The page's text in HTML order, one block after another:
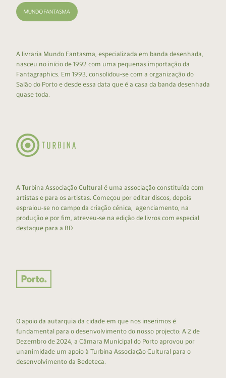
A livraria Mundo Fantasma, especializada em banda desenhada,
nasceu no início de 1992 com uma pequenas importação da
Fantagraphics. Em 1993, consolidou-se com a organização do
Salão do Porto e desde essa data que é a casa da banda desenhada
quase toda.
A Turbina Associação Cultural é uma associação constituída com
artistas e para os artistas. Começou por editar discos, depois
espraiou-se no campo da criação cénica, agenciamento, na
produção e por fim, atreveu-se na edição de livros com especial
destaque para a BD.
O apoio da autarquia da cidade em que nos inserimos é
fundamental para o desenvolvimento do nosso projecto: A 2 de
Dezembro de 2024, a Câmara Municipal do Porto aprovou por
unanimidade um apoio à Turbina Associação Cultural para o
desenvolvimento da Bedeteca.